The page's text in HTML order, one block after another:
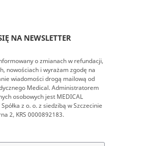
NA NEWSLETTER
o zmianach w refundacji,
nowościach i wyrażam zgodę na
wiadomości drogą mailową od
Medical. Administratorem
osobowych jest MEDICAL
z o. o. z siedzibą w Szczecinie
2, KRS 0000892183.